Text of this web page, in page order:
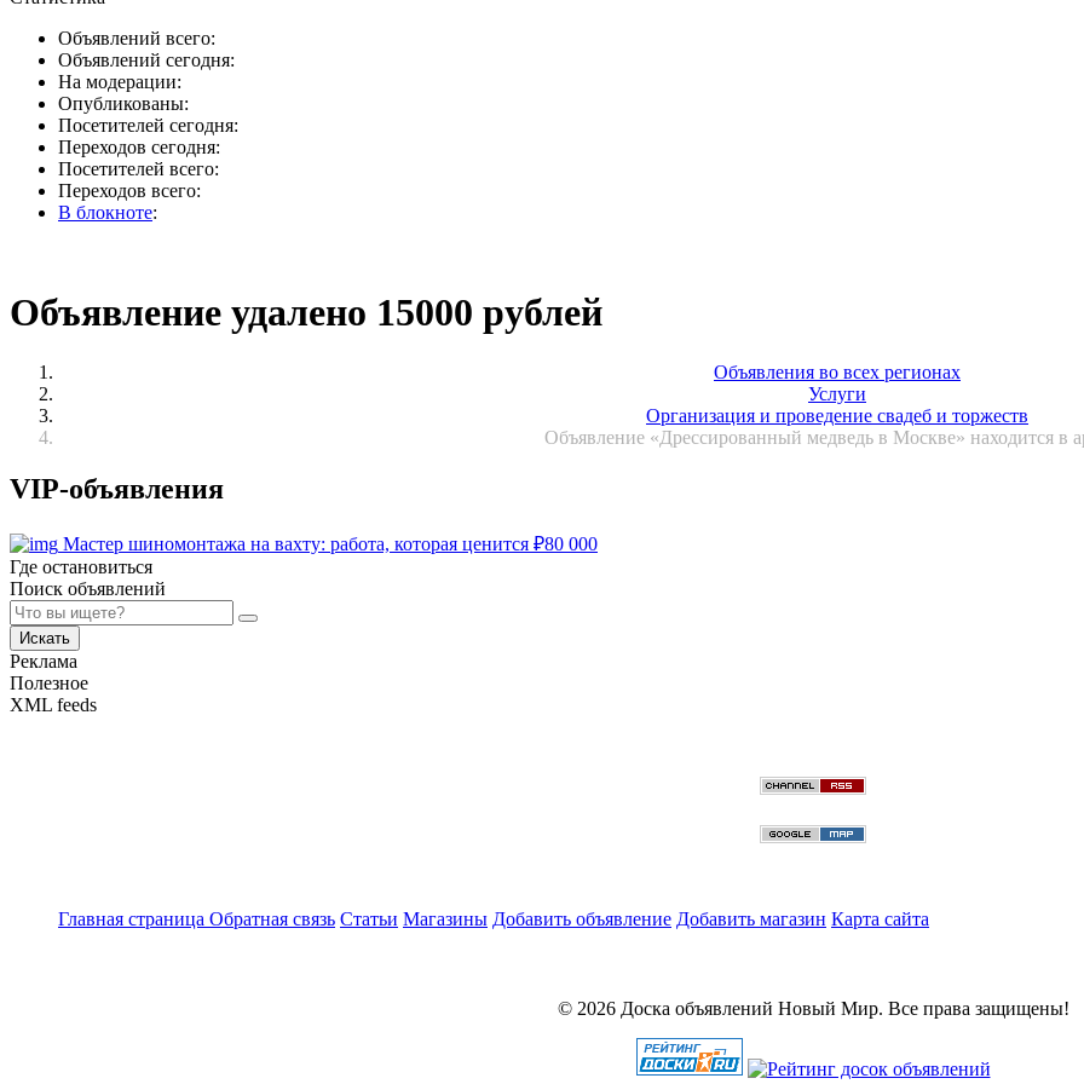
Объявлений всего:
Объявлений сегодня:
На модерации:
Опубликованы:
Посетителей сегодня:
Переходов сегодня:
Посетителей всего:
Переходов всего:
В блокноте:
Объявление удалено 15000 рублей
Объявления во всех регионах
Услуги
Организация и проведение свадеб и торжеств
Объявление «Дрессированный медведь в Москве» находится в
VIP-объявления
Мастер шиномонтажа на вахту: работа, которая ценится ₽80 000
Где остановиться
Поиск объявлений
Искать
Реклама
Полезное
XML feeds
Главная страница Обратная связь Статьи Магазины Добавить объявление Добавить магазин Карта сайта
© 2026 Доска объявлений Новый Мир. Все права защищены!